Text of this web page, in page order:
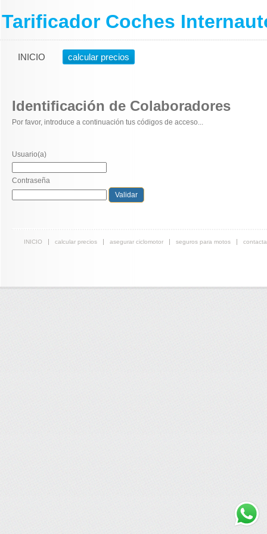
Tarificador Coches
INICIO calcular precios
Identificación de Colaboradores
Por favor, introduce a continuación tus códigos de acceso...
Usuario(a)
Contraseña
INICIO calcular precios asegurar ciclomotor seguros para motos